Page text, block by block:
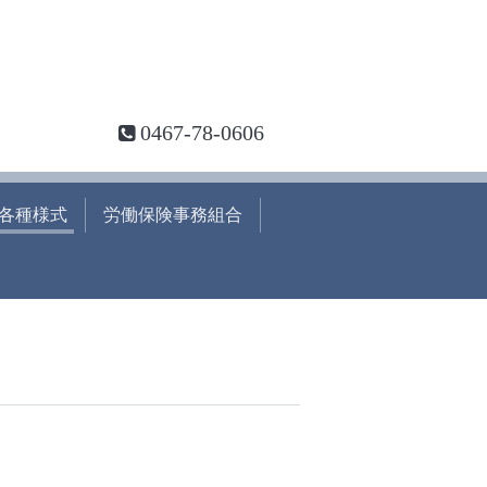
0467-78-0606
種様式 労働保険事務組合